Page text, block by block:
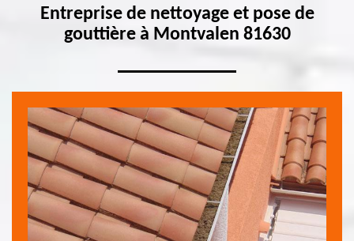
Entreprise de nettoyage et pose de
gouttière à Montvalen 81630